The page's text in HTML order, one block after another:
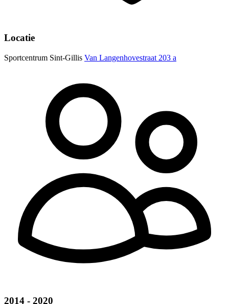
Locatie
Sportcentrum Sint-Gillis Van Langenhovestraat 203 a
2014 - 2020